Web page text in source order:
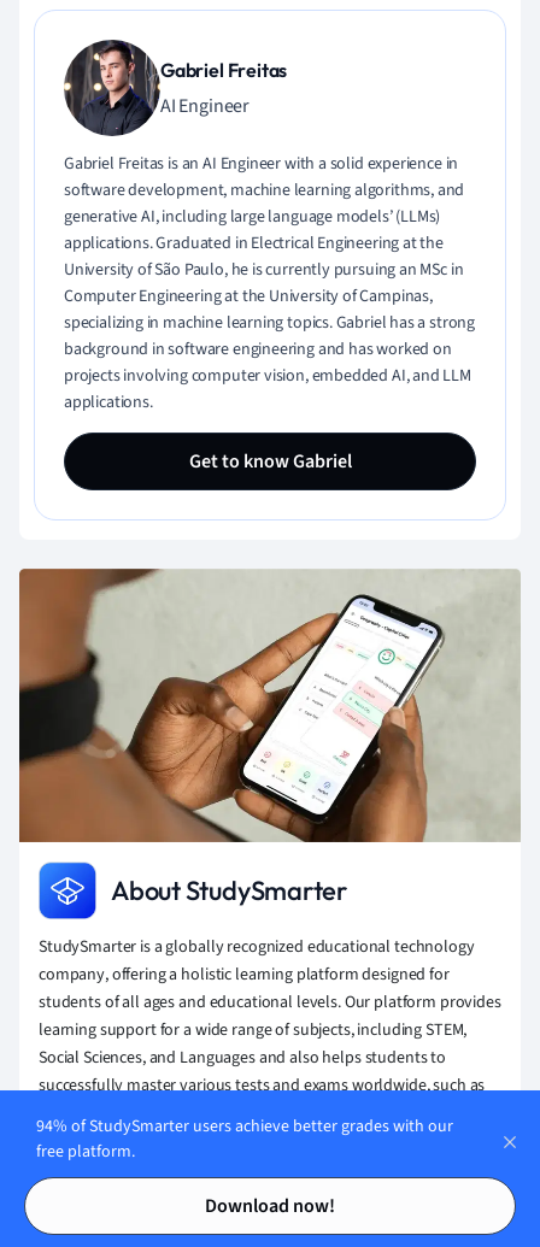
Contents
Contents
Gabriel Freitas
AI Engineer
Gabriel Freitas is an AI Engineer with a solid experience in
software development, machine learning algorithms, and
generative AI, including large language models’ (LLMs)
applications. Graduated in Electrical Engineering at the
University of São Paulo, he is currently pursuing an MSc in
Computer Engineering at the University of Campinas,
specializing in machine learning topics. Gabriel has a strong
background in software engineering and has worked on
projects involving computer vision, embedded AI, and LLM
applications.
Get to know Gabriel
About StudySmarter
StudySmarter is a globally recognized educational technology
company, offering a holistic learning platform designed for
students of all ages and educational levels. Our platform provides
learning support for a wide range of subjects, including STEM,
Social Sciences, and Languages and also helps students to
successfully master various tests and exams worldwide, such as
GCSE, A Level, SAT, ACT, Abitur, and more. We offer an extensive
library of learning materials, including interactive flashcards,
The cutting-edge technology and tools we provide help students
create their own learning materials. StudySmarter’s content is not
94% of StudySmarter users achieve better grades with our
free platform.
Download now!